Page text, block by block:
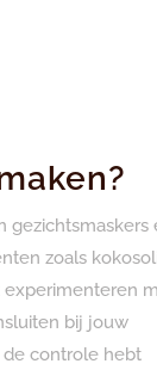
gezichtsmaskers
zoals
experimenteren
bij jouw
controle hebt